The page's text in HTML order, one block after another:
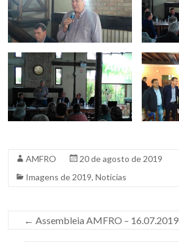
AMFRO
20 de agosto de 2019
Imagens de 2019,Notícias
← Assembleia AMFRO – 16.07.2019